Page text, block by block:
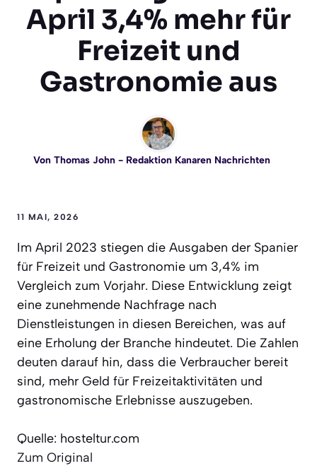
April 3,4% mehr für
Freizeit und
Gastronomie aus
Von Thomas John- Redaktion Kanaren Nachrichten
11 MAI, 2026
Im April 2023 stiegen die Ausgaben der Spanier
für Freizeit und Gastronomie um 3,4% im
Vergleich zum Vorjahr. Diese Entwicklung zeigt
eine zunehmende Nachfrage nach
Dienstleistungen in diesen Bereichen, was auf
eine Erholung der Branche hindeutet. Die Zahlen
deuten darauf hin, dass die Verbraucher bereit
sind, mehr Geld für Freizeitaktivitäten und
gastronomische Erlebnisse auszugeben.
Quelle: hosteltur.com
Zum Original